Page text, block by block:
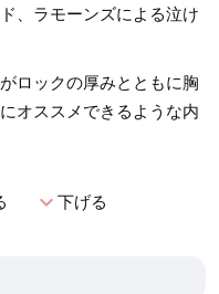
、ラモーンズによる泣け
ロックの厚みとともに胸
オススメできるような内
expand_more下げる